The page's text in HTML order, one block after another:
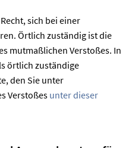
sich bei einer
Örtlich zuständig ist die
mutmaßlichen Verstoßes. In
örtlich zuständige
den Sie unter
Verstoßes unter dieser